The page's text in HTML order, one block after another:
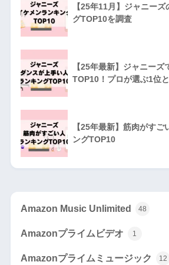
【25年11月】ジャニー
グTOP10を調査
【25年最新】ジャニー
TOP10！プロが選ぶ1位
【25年最新】筋肉がす
ングTOP10
Amazon Music Unlimited 48
Amazonプライムビデオ 1
Amazonプライムミュージック 12